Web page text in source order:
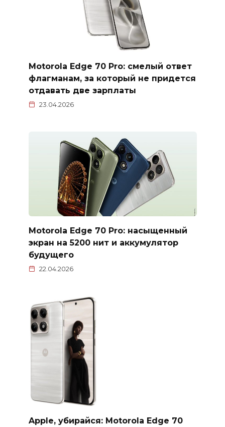
Motorola Edge 70 Pro: смелый ответ
флагманам, за который не придется
отдавать две зарплаты
23.04.2026
Motorola Edge 70 Pro: насыщенный
экран на 5200 нит и аккумулятор
будущего
22.04.2026
Apple, убирайся: Motorola Edge 70